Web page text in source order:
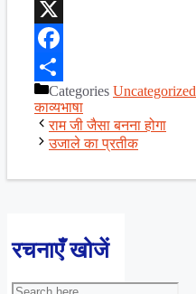
WhatsApp
X
Facebook
ShareCategories Uncategorized
काव्यभाषा
राम जी जैसा बनना होगा
उजाले का प्रतीक
रचनाएँ खोजें